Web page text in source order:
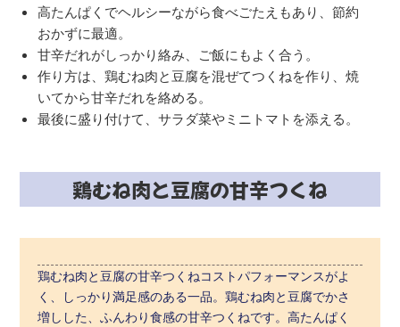
高たんぱくでヘルシーながら食べごたえもあり、節約
おかずに最適。
甘辛だれがしっかり絡み、ご飯にもよく合う。
作り方は、鶏むね肉と豆腐を混ぜてつくねを作り、焼
いてから甘辛だれを絡める。
最後に盛り付けて、サラダ菜やミニトマトを添える。
鶏むね肉と豆腐の甘辛つくね
鶏むね肉と豆腐の甘辛つくねコストパフォーマンスがよ
く、しっかり満足感のある一品。鶏むね肉と豆腐でかさ
増しした、ふんわり食感の甘辛つくねです。高たんぱく